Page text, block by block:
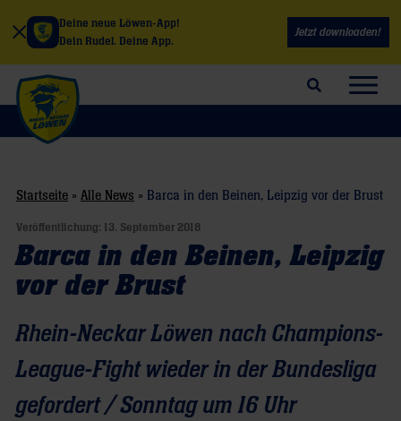
Deine neue Löwen-App!
Dein Rudel. Deine App.
Jetzt downloaden!
Suchfeld öffnen
Startseite » Alle News » Barca in den Beinen, Leipzig vor der Brust
Veröffentlichung: 13. September 2018
Barca in den Beinen, Leipzig
vor der Brust
Rhein-Neckar Löwen nach Champions-
League-Fight wieder in der Bundesliga
gefordert / Sonntag um 16 Uhr